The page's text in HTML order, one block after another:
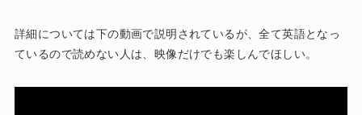
詳細については下の動画で説明されているが、全て英語となっ
ているので読めない人は、映像だけでも楽しんでほしい。